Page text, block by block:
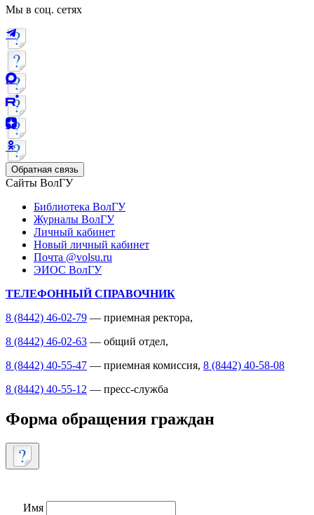
Мы в соц. сетях
Обратная связь
Сайты ВолГУ
Библиотека ВолГУ
Журналы ВолГУ
Личный кабинет
Новый личный кабинет
Почта @volsu.ru
ЭИОС ВолГУ
ТЕЛЕФОННЫЙ СПРАВОЧНИК
8 (8442) 46-02-79 — приемная ректора,
8 (8442) 46-02-63 — общий отдел,
8 (8442) 40-55-47 — приемная комиссия, 8 (8442) 40-58-08
8 (8442) 40-55-12 — пресс-служба
Форма обращения граждан
Имя